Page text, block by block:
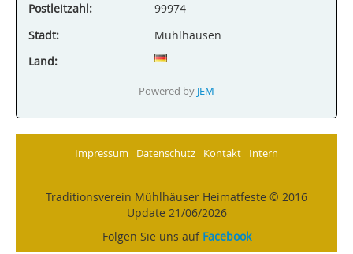
Postleitzahl:
99974
Stadt:
Mühlhausen
Land:
Powered by JEM
Impressum Datenschutz Kontakt Intern
Traditionsverein Mühlhäuser Heimatfeste © 2016
Update 21/06/2026
Folgen Sie uns auf Facebook